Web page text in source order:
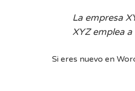
La empresa
XYZ emplea
Si eres nuevo en